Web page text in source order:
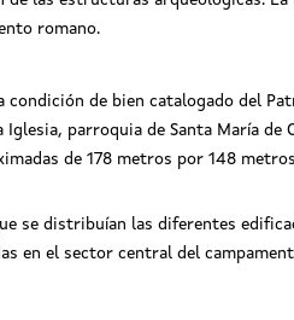
romano.
de bien catalogado del
parroquia de Santa María
de 178 metros por 148
se distribuían las diferentes
en el sector central del